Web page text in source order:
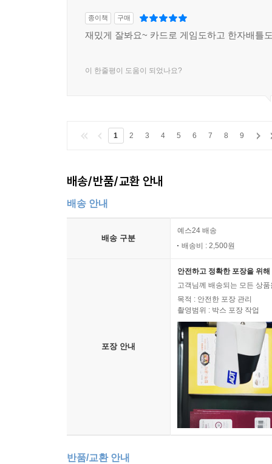
종이책 구매
재밌게 잘봐요~ 카드로 게임도하고 한자배틀
이 한줄평이 도움이 되었나요?
1 2 3 4 5 6 7 8 9
배송/반품/교환 안내
배송 안내
배송 구분
예스24 배송
배송비 : 2,500원
포장 안내
안전하고 정확한 포장을 위
고객님께 배송되는 모든 상
목적 : 안전한 포장 관리
촬영범위 : 박스 포장 작업
반품/교환 안내